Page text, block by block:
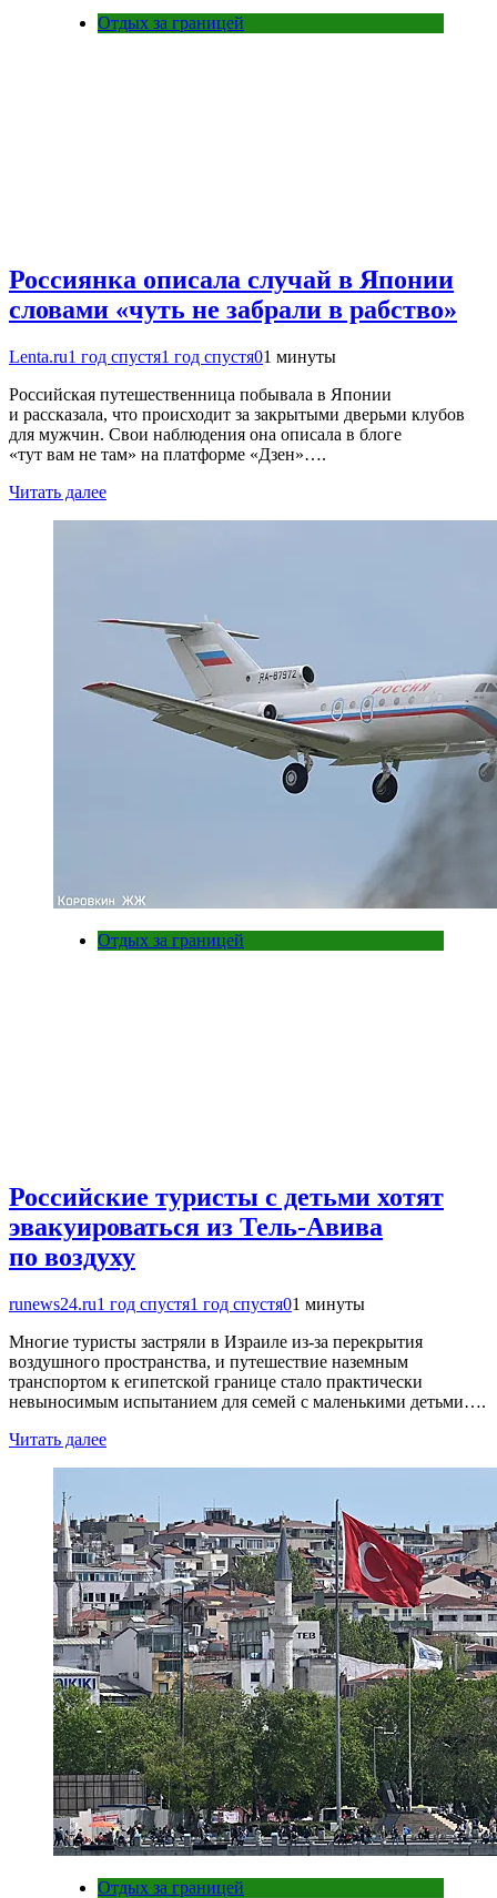
Отдых за границей
Россиянка описала случай в Японии
словами «чуть не забрали в рабство»
Lenta.ru1 год спустя1 год спустя01 минуты
Российская путешественница побывала в Японии
и рассказала, что происходит за закрытыми дверьми клубов
для мужчин. Свои наблюдения она описала в блоге
«тут вам не там» на платформе «Дзен»….
Читать далее
Отдых за границей
Российские туристы с детьми хотят
эвакуироваться из Тель-Авива
по воздуху
runews24.ru1 год спустя1 год спустя01 минуты
Многие туристы застряли в Израиле из-за перекрытия
воздушного пространства, и путешествие наземным
транспортом к египетской границе стало практически
невыносимым испытанием для семей с маленькими детьми….
Читать далее
Отдых за границей